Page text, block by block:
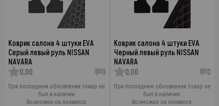
Коврик салона 4 штуки EVA
Серый левый руль NISSAN
NAVARA
0,00
0
При последнем обновлении товар не
был в наличии.
Возможно он появился.
Коврик салона 4 штуки EVA
Черный левый руль NISSAN
NAVARA
0,00
0
При последнем обновлении товар не
был в наличии.
Возможно он появился.